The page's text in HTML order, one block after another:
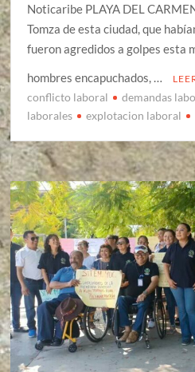
Noticaribe PLAYA DEL
Tomza de esta ciudad, que
fueron agredidos a golpes esta
hombres encapuchados, …
conflicto laboral demandas
laborales
explotacion laboral